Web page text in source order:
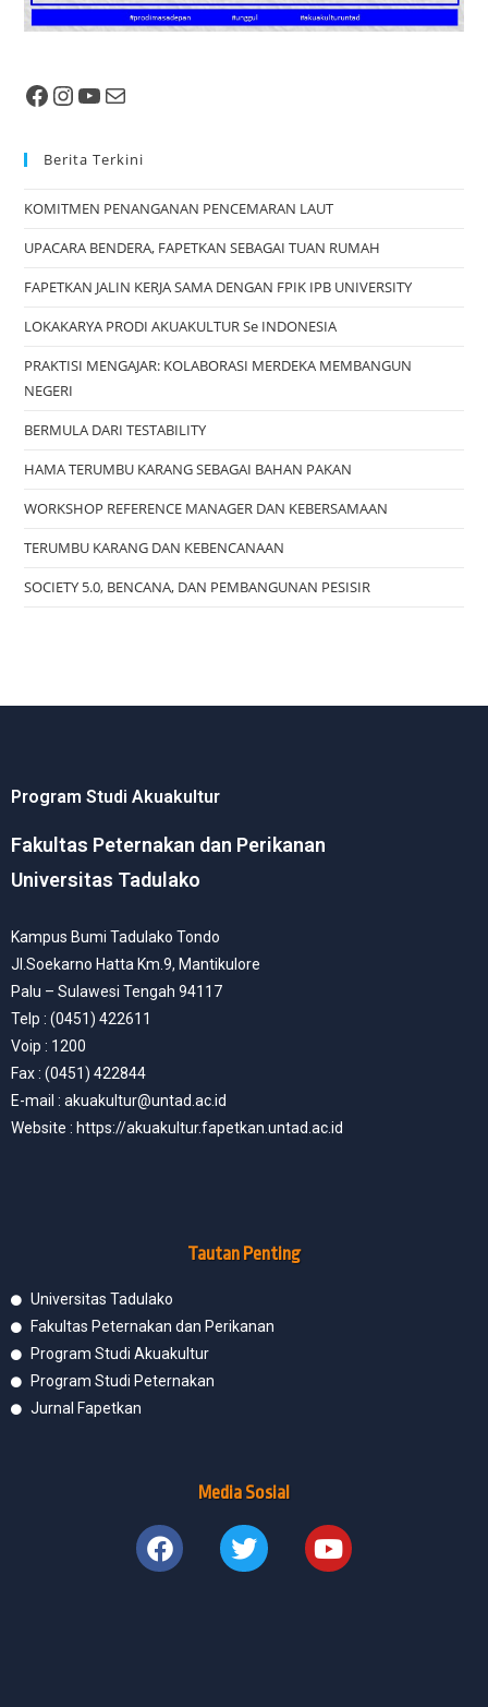
Berita Terkini
KOMITMEN PENANGANAN PENCEMARAN LAUT
UPACARA BENDERA, FAPETKAN SEBAGAI TUAN RUMAH
FAPETKAN JALIN KERJA SAMA DENGAN FPIK IPB UNIVERSITY
LOKAKARYA PRODI AKUAKULTUR Se INDONESIA
PRAKTISI MENGAJAR: KOLABORASI MERDEKA MEMBANGUN
NEGERI
BERMULA DARI TESTABILITY
HAMA TERUMBU KARANG SEBAGAI BAHAN PAKAN
WORKSHOP REFERENCE MANAGER DAN KEBERSAMAAN
TERUMBU KARANG DAN KEBENCANAAN
SOCIETY 5.0, BENCANA, DAN PEMBANGUNAN PESISIR
Program Studi Akuakultur
Fakultas Peternakan dan Perikanan
Universitas Tadulako
Kampus Bumi Tadulako Tondo
Jl.Soekarno Hatta Km.9, Mantikulore
Palu – Sulawesi Tengah 94117
Telp : (0451) 422611
Voip : 1200
Fax : (0451) 422844
E-mail : akuakultur@untad.ac.id
Website : https://akuakultur.fapetkan.untad.ac.id
Tautan Penting
Universitas Tadulako
Fakultas Peternakan dan Perikanan
Program Studi Akuakultur
Program Studi Peternakan
Jurnal Fapetkan
Media Sosial